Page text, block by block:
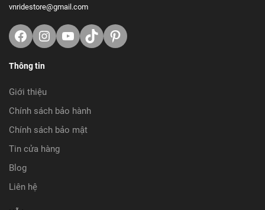
vnridestore@gmail.com
Facebook
Instagram
Youtube
TikTokhttps://www.pinterest.com/
Thông tin
Giới thiệu
Chính sách bảo hành
Chính sách bảo mật
Tin cửa hàng
Blog
Liên hệ